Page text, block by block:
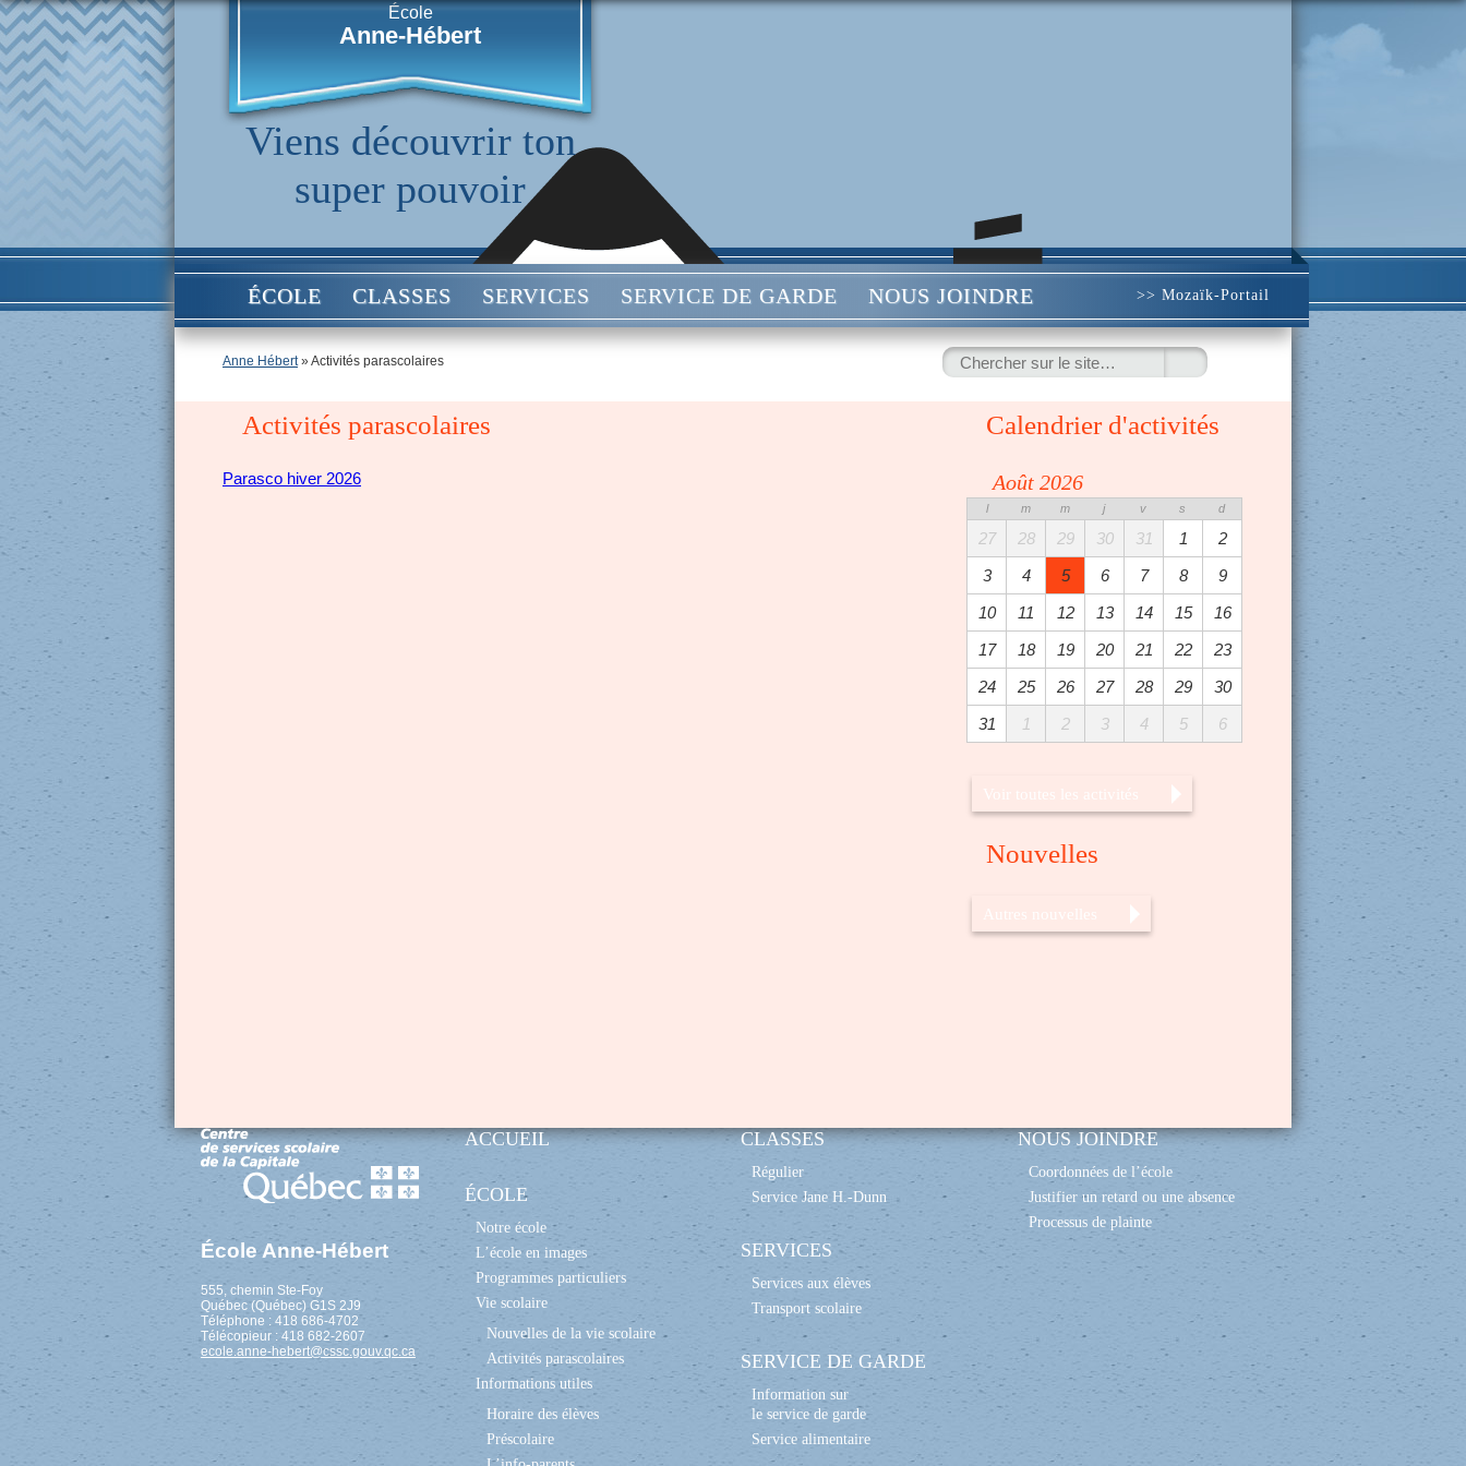
École
Anne-Hébert
Viens découvrir ton
super pouvoir
ÉCOLE CLASSES SERVICES SERVICE DE GARDE NOUS JOINDRE >> Mozaïk-Portail
Anne Hébert» Activités parascolaires
Rechercher
:
Activités parascolaires
Parasco hiver 2026
Calendrier d'activités
Août 2026
l m m j v s d
27 28 29 30 31 1
2
3
4 5 6 7 8
9
10
11 12 13 14 15
16
17
18 19 20 21 22
23
24
25 26 27 28 29
30
31
1 2 3 4 5 6
Voir toutes les activités
Nouvelles
Autres nouvelles
École Anne-Hébert
555, chemin Ste-Foy
Québec (Québec) G1S 2J9
Téléphone : 418 686-4702
Télécopieur : 418 682-2607
ecole.anne-hebert@cssc.gouv.qc.ca
ACCUEIL
ÉCOLE
Notre école
L’école en images
Programmes particuliers
Vie scolaire
Nouvelles de la vie scolaire
Activités parascolaires
Informations utiles
Horaire des élèves
Préscolaire
CLASSES
Régulier
Service Jane H.-Dunn
SERVICES
Services aux élèves
Transport scolaire
SERVICE DE GARDE
Information sur
le service de garde
Service alimentaire
NOUS JOINDRE
Coordonnées de l’école
Justifier un retard ou une absence
Processus de plainte